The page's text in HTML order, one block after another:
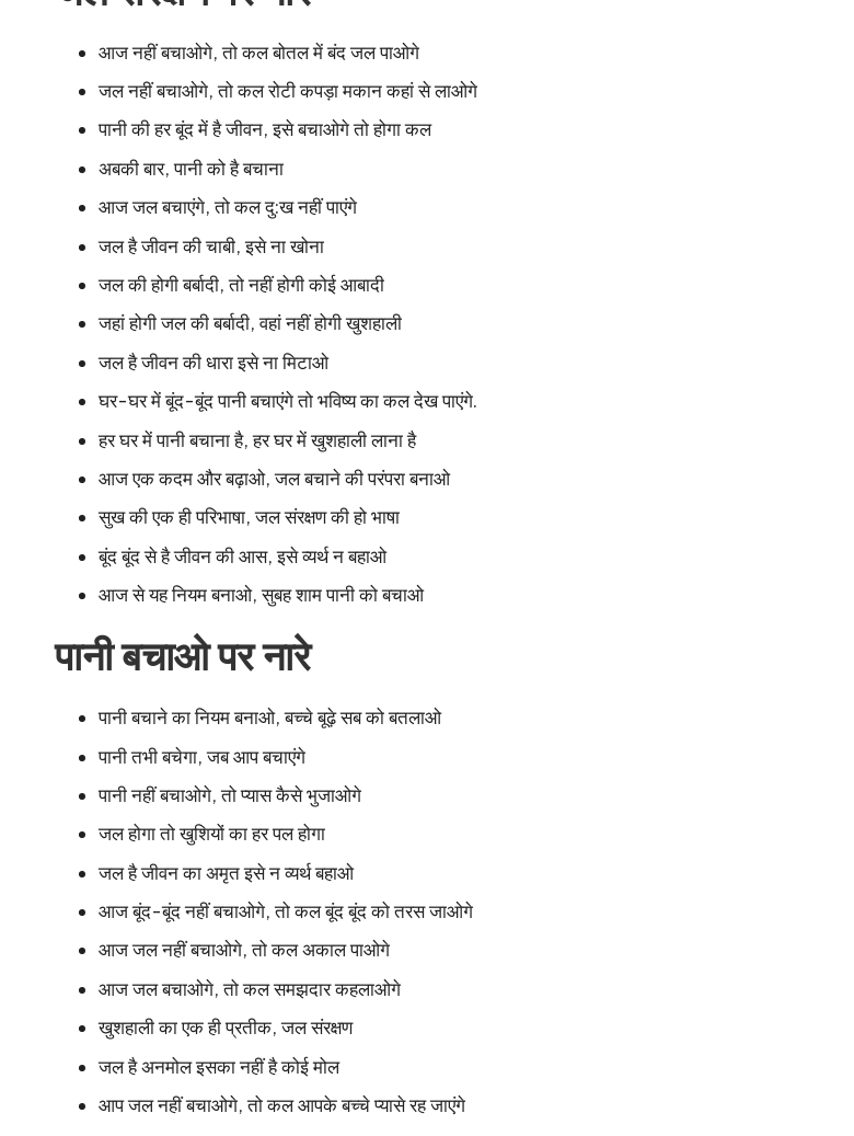
आज नहीं बचाओगे, तो कल बोतल में बंद जल पाओगे
जल नहीं बचाओगे, तो कल रोटी कपड़ा मकान कहां से लाओगे
पानी की हर बूंद में है जीवन, इसे बचाओगे तो होगा कल
अबकी बार, पानी को है बचाना
आज जल बचाएंगे, तो कल दु:ख नहीं पाएंगे
जल है जीवन की चाबी, इसे ना खोना
जल की होगी बर्बादी, तो नहीं होगी कोई आबादी
जहां होगी जल की बर्बादी, वहां नहीं होगी खुशहाली
जल है जीवन की धारा इसे ना मिटाओ
घर-घर में बूंद-बूंद पानी बचाएंगे तो भविष्य का कल देख पाएंगे.
हर घर में पानी बचाना है, हर घर में खुशहाली लाना है
आज एक कदम और बढ़ाओ, जल बचाने की परंपरा बनाओ
सुख की एक ही परिभाषा, जल संरक्षण की हो भाषा
बूंद बूंद से है जीवन की आस, इसे व्यर्थ न बहाओ
आज से यह नियम बनाओ, सुबह शाम पानी को बचाओ
पानी बचाओ पर नारे
पानी बचाने का नियम बनाओ, बच्चे बूढ़े सब को बतलाओ
पानी तभी बचेगा, जब आप बचाएंगे
पानी नहीं बचाओगे, तो प्यास कैसे भुजाओगे
जल होगा तो खुशियों का हर पल होगा
जल है जीवन का अमृत इसे न व्यर्थ बहाओ
आज बूंद-बूंद नहीं बचाओगे, तो कल बूंद बूंद को तरस जाओगे
आज जल नहीं बचाओगे, तो कल अकाल पाओगे
आज जल बचाओगे, तो कल समझदार कहलाओगे
खुशहाली का एक ही प्रतीक, जल संरक्षण
जल है अनमोल इसका नहीं है कोई मोल
आप जल नहीं बचाओगे, तो कल आपके बच्चे प्यासे रह जाएंगे